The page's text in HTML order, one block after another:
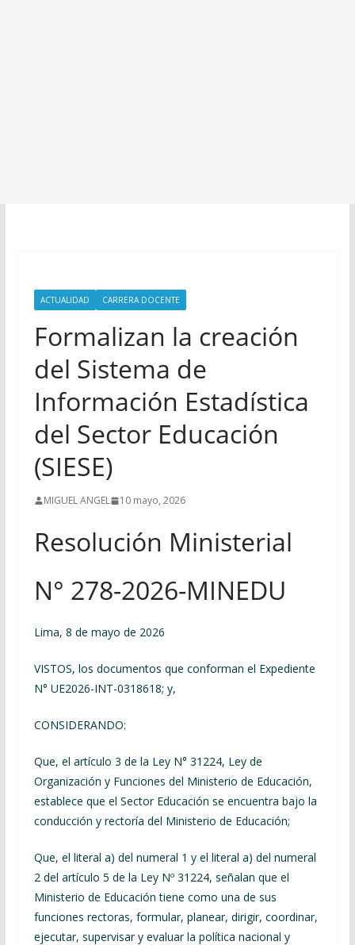
ACTUALIDAD CARRERA DOCENTE
Formalizan la creación
del Sistema de
Información Estadística
del Sector Educación
(SIESE)
MIGUEL ANGEL 10 mayo, 2026
Resolución Ministerial
N° 278-2026-MINEDU
Lima, 8 de mayo de 2026
VISTOS, los documentos que conforman el Expediente
N° UE2026-INT-0318618; y,
CONSIDERANDO:
Que, el artículo 3 de la Ley N° 31224, Ley de
Organización y Funciones del Ministerio de Educación,
establece que el Sector Educación se encuentra bajo la
conducción y rectoría del Ministerio de Educación;
Que, el literal a) del numeral 1 y el literal a) del numeral
2 del artículo 5 de la Ley Nº 31224, señalan que el
Ministerio de Educación tiene como una de sus
funciones rectoras, formular, planear, dirigir, coordinar,
ejecutar, supervisar y evaluar la política nacional y